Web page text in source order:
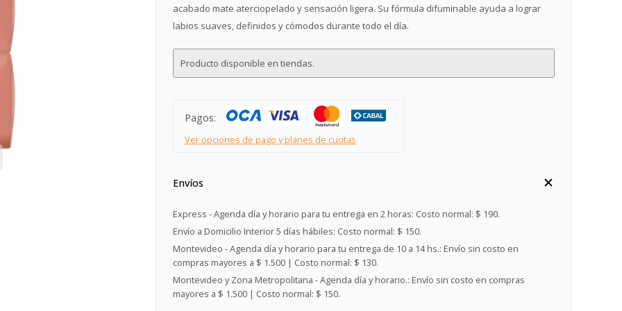
acabado mate aterciopelado y sensación ligera. Su fórmula difuminable ayuda a lograr
labios suaves, definidos y cómodos durante todo el día.
Producto disponible en tiendas.
Pagos:
Ver opciones de pago y planes de cuotas
Envíos
Express - Agenda día y horario para tu entrega en 2 horas: Costo normal: $ 190.
Envío a Domicilio Interior 5 días hábiles: Costo normal: $ 150.
Montevideo - Agenda día y horario para tu entrega de 10 a 14 hs.: Envío sin costo en
compras mayores a $ 1.500 | Costo normal: $ 130.
Montevideo y Zona Metropolitana - Agenda día y horario.: Envío sin costo en compras
mayores a $ 1.500 | Costo normal: $ 150.